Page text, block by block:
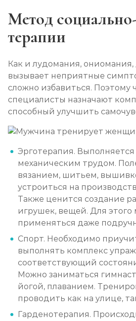
Метод
терапии
Как и лудомания,
вызывает неприятные
сложно избавиться. Поэтому
специалисты назначают
способный улучшить
Эрготерапия.
механическим трудом.
вязанием, шитьем,
устроиться на
Также ценится создание
игрушек, вещей. Для этого
применяться даже
Спорт. Необходимо
выполнять комплекс
соответствующий
Можно заниматься
йогой, плаванием.
проводить как на улице,
Гарденотерапия.